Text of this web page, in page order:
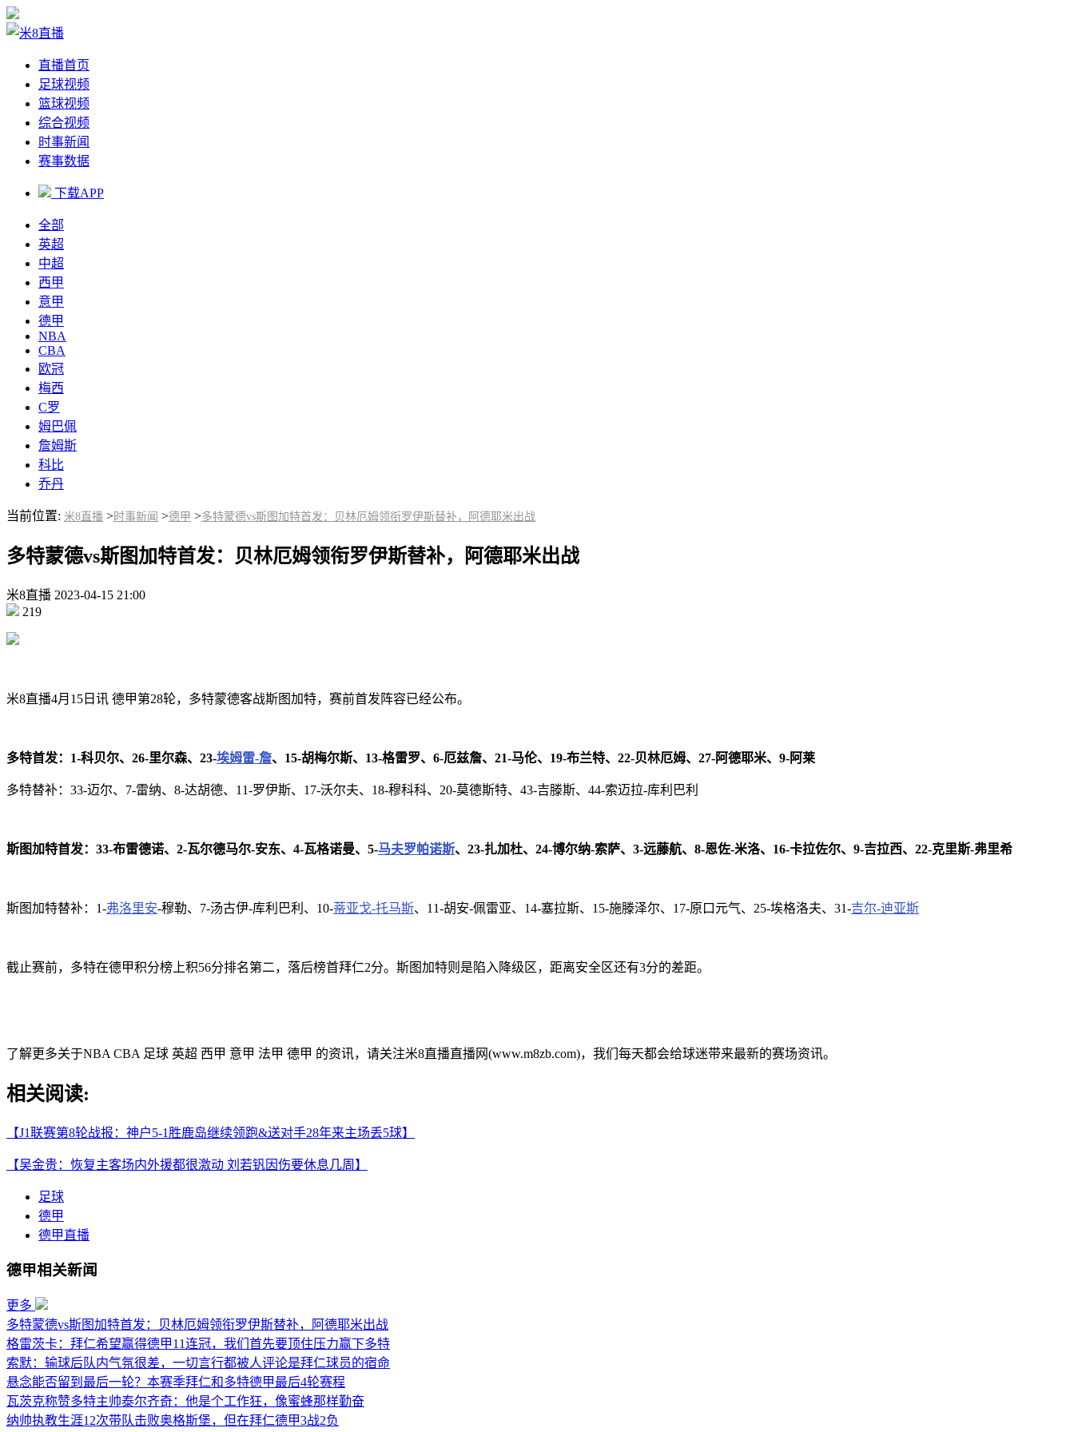
直播首页
足球视频
篮球视频
综合视频
时事新闻
赛事数据
下载APP
全部
英超
中超
西甲
意甲
德甲
NBA
CBA
欧冠
梅西
C罗
姆巴佩
詹姆斯
科比
乔丹
当前位置: 米8直播 >时事新闻 >德甲 >多特蒙德vs斯图加特首发：贝林厄姆领衔罗伊斯替补，阿德耶米出战
多特蒙德vs斯图加特首发：贝林厄姆领衔罗伊斯替补，阿德耶米出战
米8直播 2023-04-15 21:00
219
米8直播4月15日讯 德甲第28轮，多特蒙德客战斯图加特，赛前首发阵容已经公布。
多特首发：1-科贝尔、26-里尔森、23-埃姆雷-詹、15-胡梅尔斯、13-格雷罗、6-厄兹詹、21-马伦、19-布兰特、22-贝林厄姆、27-阿德耶米、9-阿莱
多特替补：33-迈尔、7-雷纳、8-达胡德、11-罗伊斯、17-沃尔夫、18-穆科科、20-莫德斯特、43-吉滕斯、44-索迈拉-库利巴利
斯图加特首发：33-布雷德诺、2-瓦尔德马尔-安东、4-瓦格诺曼、5-马夫罗帕诺斯、23-扎加杜、24-博尔纳-索萨、3-远藤航、8-恩佐-米洛、16-卡拉佐尔、9-吉拉西、22-克里斯-弗里希
斯图加特替补：1-弗洛里安-穆勒、7-汤古伊-库利巴利、10-蒂亚戈-托马斯、11-胡安-佩雷亚、14-塞拉斯、15-施滕泽尔、17-原口元气、25-埃格洛夫、31-吉尔-迪亚斯
截止赛前，多特在德甲积分榜上积56分排名第二，落后榜首拜仁2分。斯图加特则是陷入降级区，距离安全区还有3分的差距。
了解更多关于NBA CBA 足球 英超 西甲 意甲 法甲 德甲 的资讯，请关注米8直播直播网(www.m8zb.com)，我们每天都会给球迷带来最新的赛场资讯。
相关阅读:
【J1联赛第8轮战报：神户5-1胜鹿岛继续领跑&送对手28年来主场丢5球】
【吴金贵：恢复主客场内外援都很激动 刘若钒因伤要休息几周】
足球
德甲
德甲直播
德甲相关新闻
更多
多特蒙德vs斯图加特首发：贝林厄姆领衔罗伊斯替补，阿德耶米出战
格雷茨卡：拜仁希望赢得德甲11连冠，我们首先要顶住压力赢下多特
索默：输球后队内气氛很差，一切言行都被人评论是拜仁球员的宿命
悬念能否留到最后一轮？本赛季拜仁和多特德甲最后4轮赛程
瓦茨克称赞多特主帅泰尔齐奇：他是个工作狂，像蜜蜂那样勤奋
纳帅执教生涯12次带队击败奥格斯堡，但在拜仁德甲3战2负